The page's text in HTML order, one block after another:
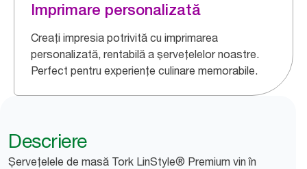
Imprimare personalizată
Creați impresia potrivită cu imprimarea
personalizată, rentabilă a șervețelelor noastre.
Perfect pentru experiențe culinare memorabile.
Descriere
Șervețelele de masă Tork LinStyle® Premium vin în